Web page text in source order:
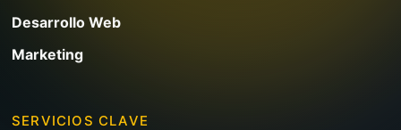
Desarrollo Web
Marketing
SERVICIOS CLAVE